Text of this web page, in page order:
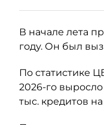
В начале лета
году. Он был
По статистике
2026-го
тыс. кредитов